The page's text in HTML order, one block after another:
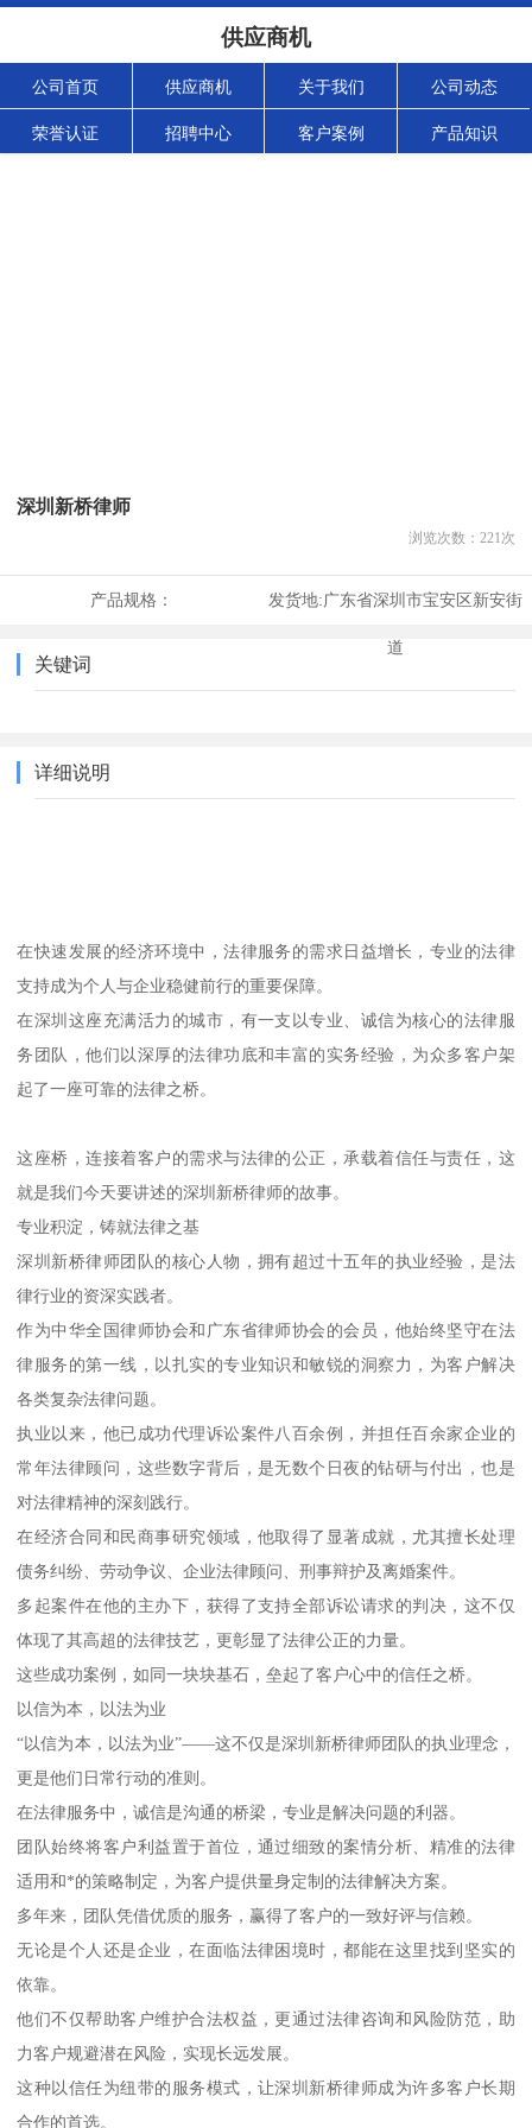
供应商机
公司首页 供应商机 关于我们 公司动态
荣誉认证 招聘中心 客户案例 产品知识
深圳新桥律师
浏览次数： 221次
产品规格： 发货地:广东省深圳市宝安区新安街
道
关键词
详细说明
在快速发展的经济环境中，法律服务的需求日益增长，专业的法律
支持成为个人与企业稳健前行的重要保障。
在深圳这座充满活力的城市，有一支以专业、诚信为核心的法律服
务团队，他们以深厚的法律功底和丰富的实务经验，为众多客户架
起了一座可靠的法律之桥。
这座桥，连接着客户的需求与法律的公正，承载着信任与责任，这
就是我们今天要讲述的深圳新桥律师的故事。
专业积淀，铸就法律之基
深圳新桥律师团队的核心人物，拥有超过十五年的执业经验，是法
律行业的资深实践者。
作为中华全国律师协会和广东省律师协会的会员，他始终坚守在法
律服务的第一线，以扎实的专业知识和敏锐的洞察力，为客户解决
各类复杂法律问题。
执业以来，他已成功代理诉讼案件八百余例，并担任百余家企业的
常年法律顾问，这些数字背后，是无数个日夜的钻研与付出，也是
对法律精神的深刻践行。
在经济合同和民商事研究领域，他取得了显著成就，尤其擅长处理
债务纠纷、劳动争议、企业法律顾问、刑事辩护及离婚案件。
多起案件在他的主办下，获得了支持全部诉讼请求的判决，这不仅
体现了其高超的法律技艺，更彰显了法律公正的力量。
这些成功案例，如同一块块基石，垒起了客户心中的信任之桥。
以信为本，以法为业
“以信为本，以法为业”——这不仅是深圳新桥律师团队的执业理念，
更是他们日常行动的准则。
在法律服务中，诚信是沟通的桥梁，专业是解决问题的利器。
团队始终将客户利益置于首位，通过细致的案情分析、精准的法律
适用和*的策略制定，为客户提供量身定制的法律解决方案。
多年来，团队凭借优质的服务，赢得了客户的一致好评与信赖。
无论是个人还是企业，在面临法律困境时，都能在这里找到坚实的
依靠。
他们不仅帮助客户维护合法权益，更通过法律咨询和风险防范，助
力客户规避潜在风险，实现长远发展。
这种以信任为纽带的服务模式，让深圳新桥律师成为许多客户长期
合作的首选。